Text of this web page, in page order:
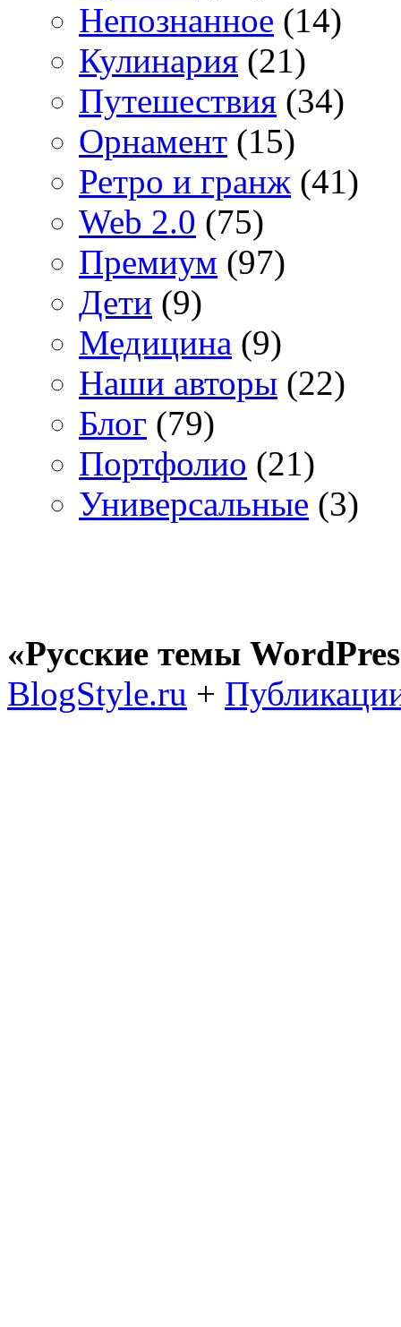
Непознанное (14)
Кулинария (21)
Путешествия (34)
Орнамент (15)
Ретро и гранж (41)
Web 2.0 (75)
Премиум (97)
Дети (9)
Медицина (9)
Наши авторы (22)
Блог (79)
Портфолио (21)
Универсальные (3)
«Русские темы
BlogStyle.ru +